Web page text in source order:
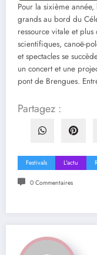
Pour la sixième année,
grands au bord du
ressource vitale et
scientifiques, canoë-
et spectacles se
un concert et une
pont de Brengues.
Partagez :
Festivals L'actu
0 Commentaires